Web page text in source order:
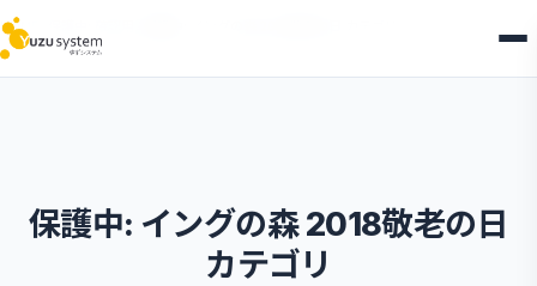
HOME
保護中: イングの森 2018敬老の日
カテゴリ